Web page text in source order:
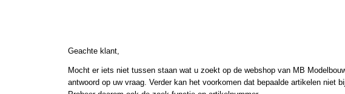
Geachte klant,
Mocht er iets niet tussen staan wat u zoekt op de webshop van MB
antwoord op uw vraag. Verder kan het voorkomen dat bepaalde artikelen niet